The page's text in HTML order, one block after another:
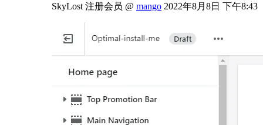
SkyLost 注册会员 @ mango 2022年8月8日 下午8:43